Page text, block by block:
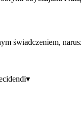
świadczeniem,
▾